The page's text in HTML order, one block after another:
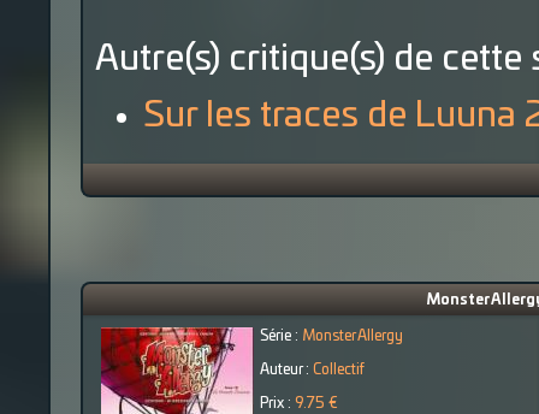
Autre(s) critique(s) de cette
Sur les traces de Luuna
Monster
Série : Monster Allergy
Auteur : Collectif
Prix : 9.75 €